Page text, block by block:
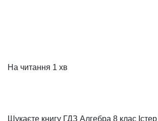
На читання 1 хв
Шукаєте книгу ГДЗ Алгебра 8 клас Істер